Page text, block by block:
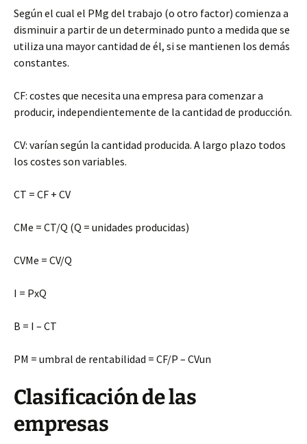
Según el cual el PMg del trabajo (o otro factor) comienza a
disminuir a partir de un determinado punto a medida que se
utiliza una mayor cantidad de él, si se mantienen los demás
constantes.
CF: costes que necesita una empresa para comenzar a
producir, independientemente de la cantidad de producción.
CV: varían según la cantidad producida. A largo plazo todos
los costes son variables.
CT = CF + CV
CMe = CT/Q (Q = unidades producidas)
CVMe = CV/Q
I = PxQ
B = I – CT
PM = umbral de rentabilidad = CF/P – CVun
Clasificación de las
empresas